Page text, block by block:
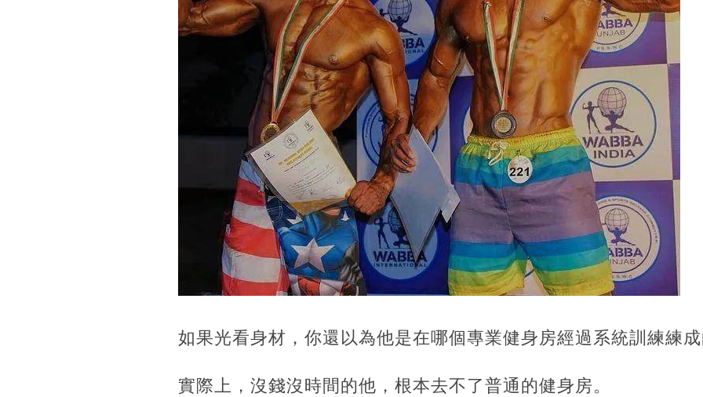
如果光看身材，你還以為他是在哪個專業健身房經過系統訓練練
實際上，沒錢沒時間的他，根本去不了普通的健身房。